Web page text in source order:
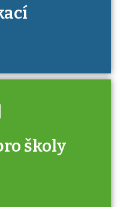
školy
zkoušce a kde